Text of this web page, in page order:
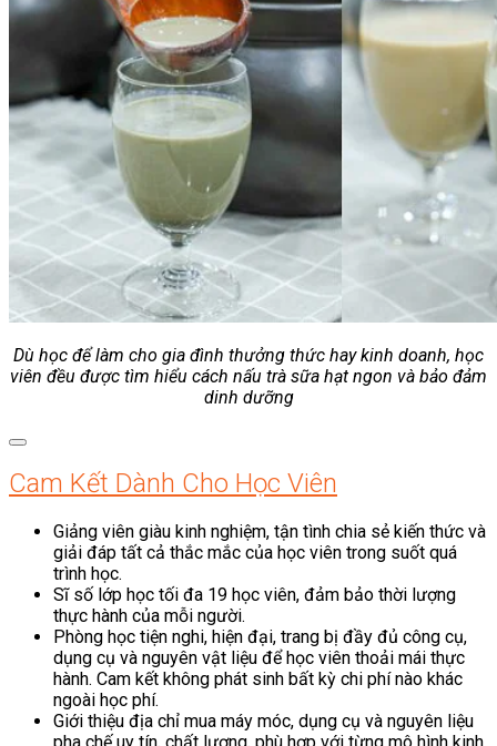
Dù học để làm cho gia đình thưởng thức hay kinh doanh, học
viên đều được tìm hiểu cách nấu trà sữa hạt ngon và bảo đảm
dinh dưỡng
Cam Kết Dành Cho Học Viên
Giảng viên giàu kinh nghiệm, tận tình chia sẻ kiến thức và
giải đáp tất cả thắc mắc của học viên trong suốt quá
trình học.
Sĩ số lớp học tối đa 19 học viên, đảm bảo thời lượng
thực hành của mỗi người.
Phòng học tiện nghi, hiện đại, trang bị đầy đủ công cụ,
dụng cụ và nguyên vật liệu để học viên thoải mái thực
hành. Cam kết không phát sinh bất kỳ chi phí nào khác
ngoài học phí.
Giới thiệu địa chỉ mua máy móc, dụng cụ và nguyên liệu